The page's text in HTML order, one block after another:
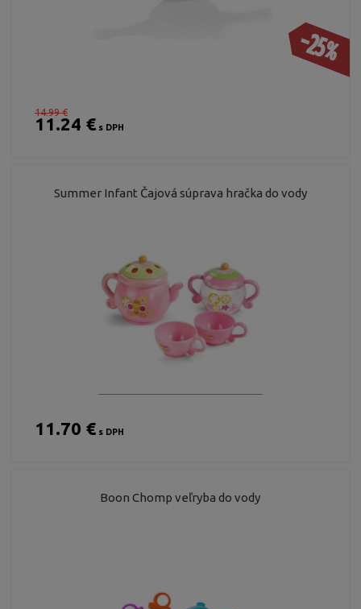
-25%
14.99 €
11.24 €s DPH
Summer Infant Čajová súprava hračka do vody
11.70 €s DPH
Boon Chomp veľryba do vody